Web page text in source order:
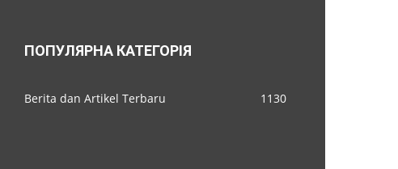
ПОПУЛЯРНА КАТЕГОРІЯ
Berita dan Artikel Terbaru 1130